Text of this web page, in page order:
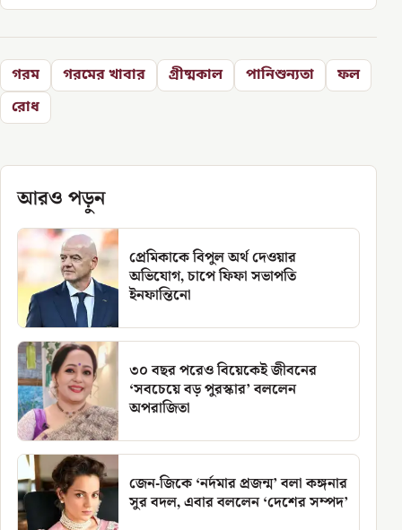
গরম গরমের খাবার গ্রীষ্মকাল পানিশুন্যতা
ফল
রোধ
আরও পড়ুন
প্রেমিকাকে বিপুল অর্থ দেওয়ার
অভিযোগ, চাপে ফিফা সভাপতি
ইনফান্তিনো
৩০ বছর পরেও বিয়েকেই জীবনের
‘সবচেয়ে বড় পুরস্কার’ বললেন
অপরাজিতা
জেন-জিকে ‘নর্দমার প্রজন্ম’ বলা কঙ্গনার
সুর বদল, এবার বললেন ‘দেশের সম্পদ’